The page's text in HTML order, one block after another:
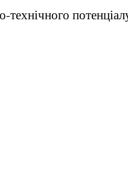
технічного